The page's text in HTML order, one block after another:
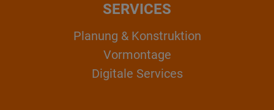
SERVICES
Planung & Konstruktion
Vormontage
Digitale Services